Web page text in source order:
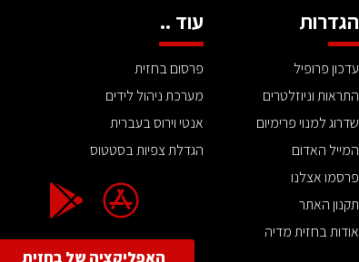
הגדרות
עדכון פרופיל
התראות וניוזלטרים
שדרוג למנוי פרימיום
המייל האדום
פרסמו אצלנו
תקנון האתר
אודות בחזית מדיה
עוד ..
פרסום בחזית
מערכת ניהול לידים
אנטי וירוס בעברית
הגדלת צפיות בסטטוס
האפליקציה של בחזית